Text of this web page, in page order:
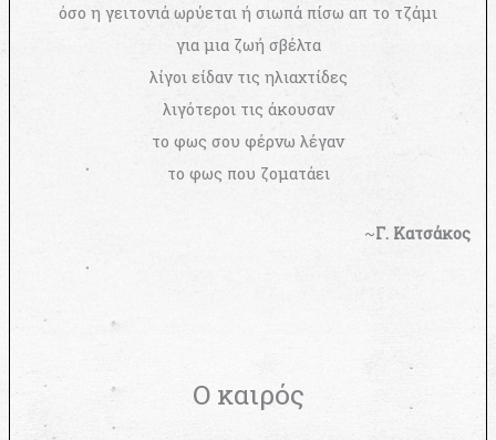
όσο η γειτονιά ωρύεται ή σιωπά πίσω απ το τζάμι
για μια ζωή σβέλτα
λίγοι είδαν τις ηλιαχτίδες
λιγότεροι τις άκουσαν
το φως σου φέρνω λέγαν
το φως που ζοματάει
~Γ. Κατσάκος
Ο καιρός